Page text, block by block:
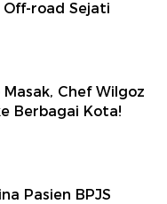
Off-road Sejati
Chef Wilgoz
Berbagai Kota!
Pasien BPJS